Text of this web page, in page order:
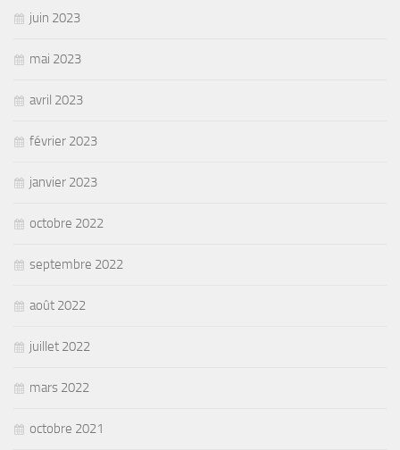
juin 2023
mai 2023
avril 2023
février 2023
janvier 2023
octobre 2022
septembre 2022
août 2022
juillet 2022
mars 2022
octobre 2021